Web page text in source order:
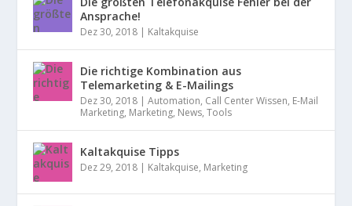
Ansprache!
Dez 30, 2018 | Kaltakquise
Die richtige Kombination aus
Telemarketing & E-Mailings
Dez 30, 2018 |Automation, Call Center Wissen, E-Mail
Marketing, Marketing, News,Tools
Kaltakquise Tipps
Dez 29, 2018 | Kaltakquise, Marketing